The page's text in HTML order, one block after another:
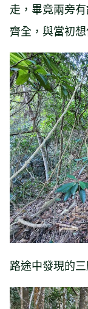
走，畢竟兩旁
齊全，與當初
路途中發現的